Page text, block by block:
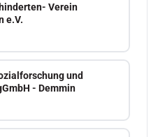
Verein
e.V.
und
- Demmin